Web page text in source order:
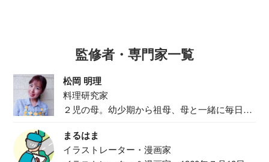
監修者・専門家一覧
松岡 明理
料理研究家
２児の母。幼少期から祖母、母と一緒に毎日の
まるはま
イラストレーター・漫画家